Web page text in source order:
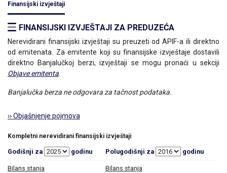
Finansijski izvještaji
FINANSIJSKI IZVJEŠTAJI ZA PREDUZEĆA
Nerevidirani finansijski izvještaji su preuzeti od APIF-a ili direktno
od emitenata. Za emitente koji su finansijske izvještaje dostavili
direktno Banjalučkoj berzi, izvještaji se mogu pronaći u sekciji
Objave emitenta
Banjalučka berza ne odgovara za tačnost podataka.
›› Objašnjenje pojmova
Kompletni nerevidirani finansijski izvještaji
Godišnji za godinu Polugodišnji za godinu
Bilans stanja Bilans stanja